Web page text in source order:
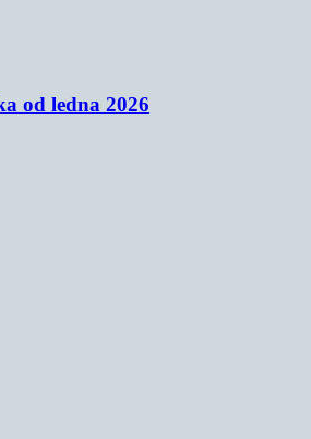
od ledna 2026